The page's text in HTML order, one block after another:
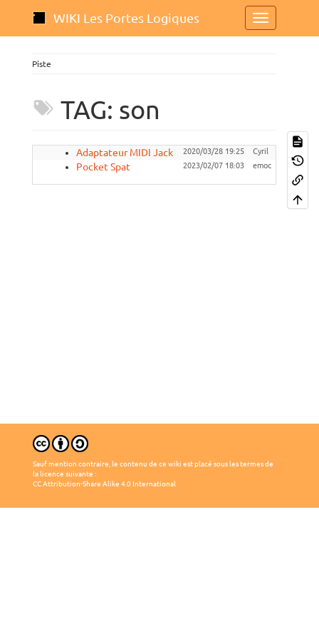
WIKI Les Portes Logiques
Piste
TAG: son
Adaptateur MIDI Jack 2020/03/28 19:25 Cyril
Pocket Spat 2023/02/07 18:03 emoc
Sauf mention contraire, le contenu de ce wiki est placé sous les termes de
la licence suivante :
CC Attribution-Share Alike 4.0 International